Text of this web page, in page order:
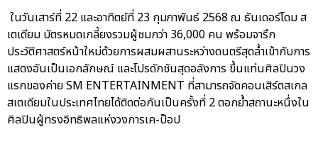
ในวันเสาร์ที่ 22 และอาทิตย์ที่ 23 กุมภาพันธ์ 2568 ณ ธันเดอร์โดม ส
เตเดียม บัตรหมดเกลี้ยงรวมผู้ชมกว่า 36,000 คน พร้อมจารึก
ประวัติศาสตร์หน้าใหม่ด้วยการผสมผสานระหว่างดนตรีสุดล้ำเข้ากับการ
แสดงอันเป็นเอกลักษณ์ และโปรดักชันสุดอลังการ ขึ้นแท่นศิลปินวง
แรกของค่าย SM ENTERTAINMENT ที่สามารถจัดคอนเสิร์ตสเกล
สเตเดียมในประเทศไทยได้ติดต่อกันเป็นครั้งที่ 2 ตอกย้ำสถานะหนึ่งใน
ศิลปินผู้ทรงอิทธิพลแห่งวงการเค-ป็อป